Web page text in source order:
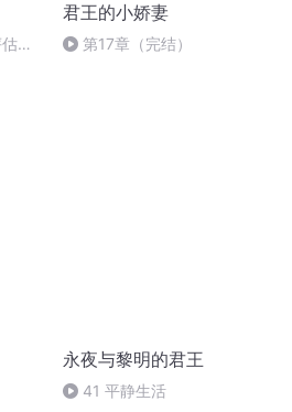
所
君王的小娇妻
第17章（完结）
永夜与黎明的君王
41 平静生活